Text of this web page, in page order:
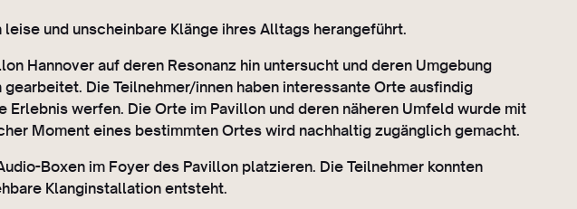
und unscheinbare Klänge ihres Alltags herangeführt.
Hannover auf deren Resonanz hin untersucht und deren Umgebung
Die Teilnehmer/innen haben interessante Orte ausfindig
werfen. Die Orte im Pavillon und deren näheren Umfeld wurde mit
Moment eines bestimmten Ortes wird nachhaltig zugänglich gemacht.
Boxen im Foyer des Pavillon platzieren. Die Teilnehmer konnten
Klanginstallation entsteht.